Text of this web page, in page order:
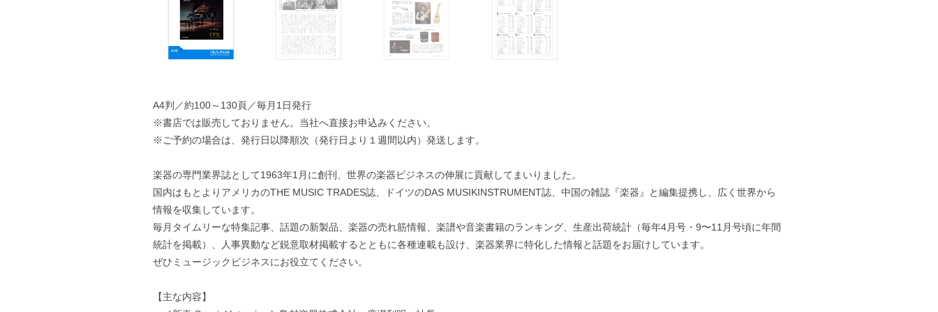
A4判／約100～130頁／毎月1日発行
※書店では販売しておりません。当社へ直接お申込みください。
※ご予約の場合は、発行日以降順次（発行日より１週間以内）発送します。
楽器の専門業界誌として1963年1月に創刊、世界の楽器ビジネスの伸展に貢献してまいりました。
国内はもとよりアメリカのTHE MUSIC TRADES誌、ドイツのDAS MUSIKINSTRUMENT誌、中国の雑誌『楽器』と編集提携し、広く世界から
情報を収集しています。
毎月タイムリーな特集記事、話題の新製品、楽器の売れ筋情報、楽譜や音楽書籍のランキング、生産出荷統計（毎年4月号・9〜11月号頃に年間
統計を掲載）、人事異動など鋭意取材掲載するとともに各種連載も設け、楽器業界に特化した情報と話題をお届けしています。
ぜひミュージックビジネスにお役立てください。
【主な内容】